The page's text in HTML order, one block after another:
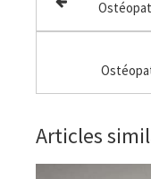
Articles